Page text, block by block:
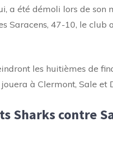
a été démoli lors de son
Saracens, 47-10, le
les huitièmes de
à Clermont, Sale et
Sharks contre